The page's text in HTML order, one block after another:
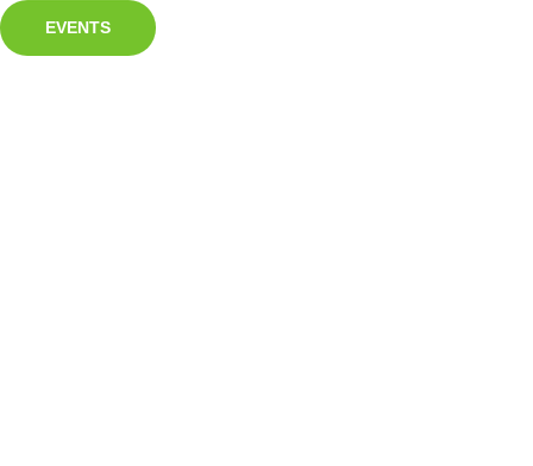
EVENTS